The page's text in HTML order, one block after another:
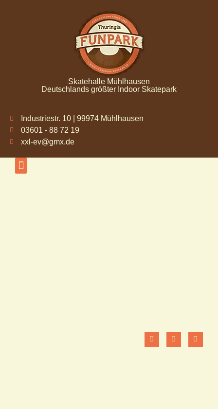
Skatehalle Mühlhausen
Deutschlands größter Indoor Skatepark
Industriestr. 10 | 99974 Mühlhausen
03601 - 88 72 19
xxl-ev@gmx.de